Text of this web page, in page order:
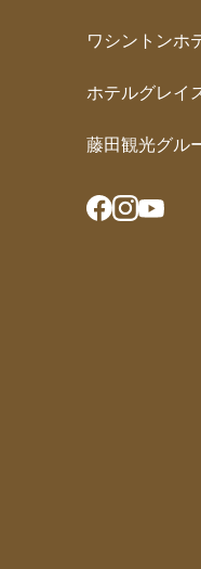
ワシントンホ
ホテルグレイ
藤田観光グル